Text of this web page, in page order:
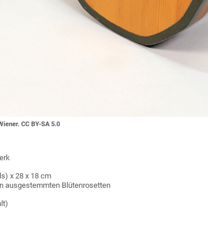
CC BY-SA 5.0
x 28 x 18 cm
ausgestemmten Blütenrosetten